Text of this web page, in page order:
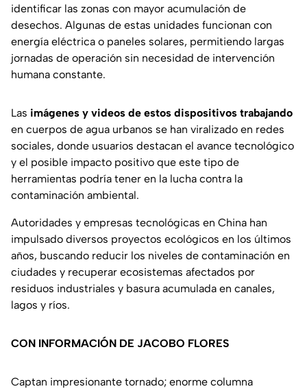
identificar las zonas con mayor acumulación de
desechos. Algunas de estas unidades funcionan con
energía eléctrica o paneles solares, permitiendo largas
jornadas de operación sin necesidad de intervención
humana constante.
Las imágenes y videos de estos dispositivos trabajando
en cuerpos de agua urbanos se han viralizado en redes
sociales, donde usuarios destacan el avance tecnológico
y el posible impacto positivo que este tipo de
herramientas podría tener en la lucha contra la
contaminación ambiental.
Autoridades y empresas tecnológicas en China han
impulsado diversos proyectos ecológicos en los últimos
años, buscando reducir los niveles de contaminación en
ciudades y recuperar ecosistemas afectados por
residuos industriales y basura acumulada en canales,
lagos y ríos.
CON INFORMACIÓN DE JACOBO FLORES
Captan impresionante tornado; enorme columna